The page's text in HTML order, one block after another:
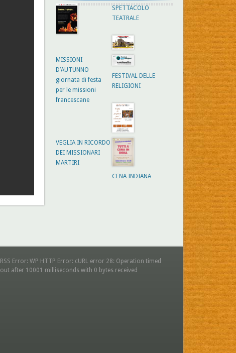
SPETTACOLO
TEATRALE
MISSIONI
D’AUTUNNO
giornata di festa
per le missioni
francescane
FESTIVAL DELLE
RELIGIONI
VEGLIA IN RICORDO
DEI MISSIONARI
MARTIRI
CENA INDIANA
RSS Error: WP HTTP Error: cURL error 28: Operation timed
out after 10001 milliseconds with 0 bytes received